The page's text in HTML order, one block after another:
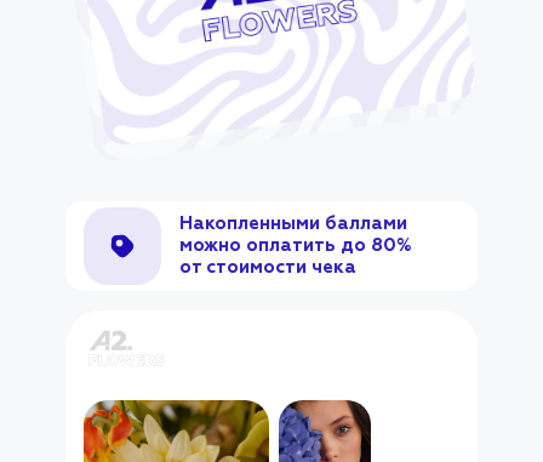
Накопленными баллами
можно оплатить до 80%
от стоимости чека